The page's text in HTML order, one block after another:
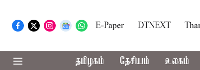
E-Paper DTNEXT
தமிழகம் தேசியம் உலகம்